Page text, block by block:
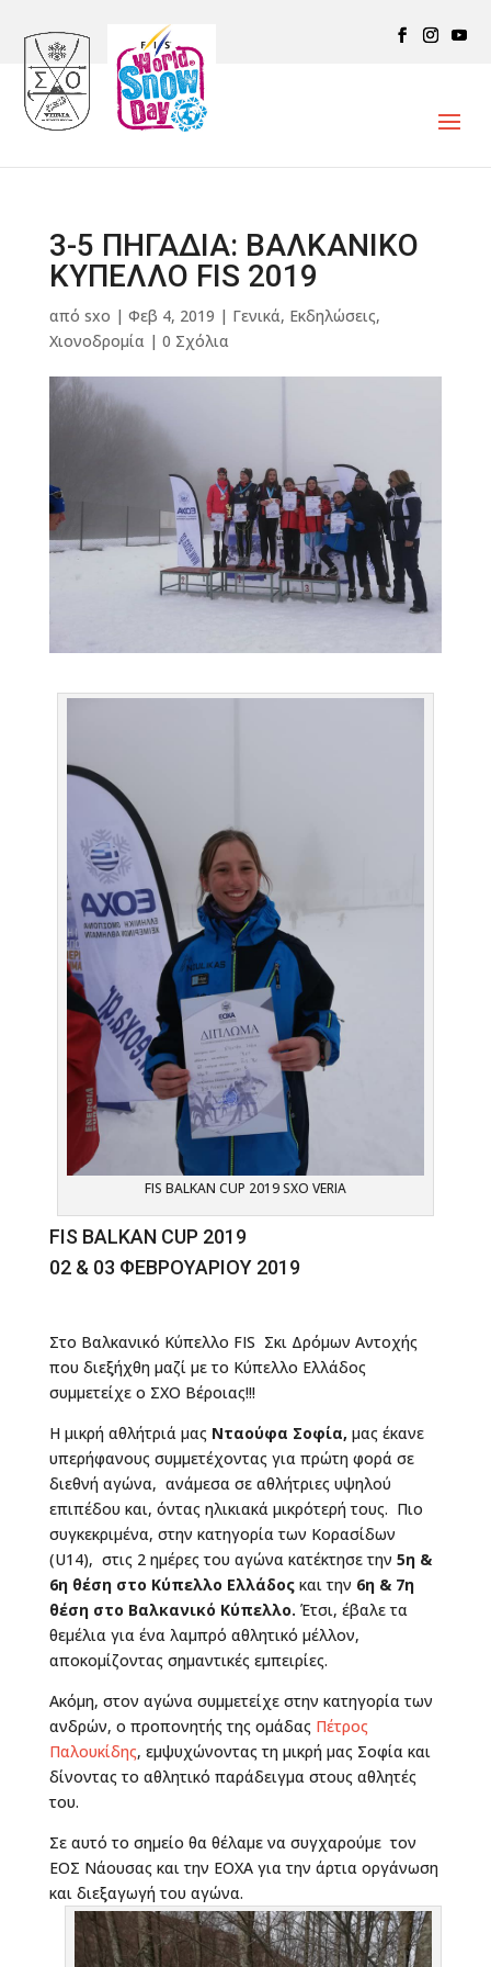
3-5 ΠΗΓΑΔΙΑ: ΒΑΛΚΑΝΙΚΟ
ΚΥΠΕΛΛΟ FIS 2019
από sxo | Φεβ 4, 2019 | Γενικά, Εκδηλώσεις,
Χιονοδρομία| 0 Σχόλια
FIS BALKAN CUP 2019 SXO VERIA
FIS BALKAN CUP 2019
02 & 03 ΦΕΒΡΟΥΑΡΙΟΥ 2019
Στο Βαλκανικό Κύπελλο FIS Σκι Δρόμων Αντοχής
που διεξήχθη μαζί με το Κύπελλο Ελλάδος
συμμετείχε ο ΣΧΟ Βέροιας!!!
Η μικρή αθλήτριά μας Νταούφα Σοφία, μας έκανε
υπερήφανους συμμετέχοντας για πρώτη φορά σε
διεθνή αγώνα, ανάμεσα σε αθλήτριες υψηλού
επιπέδου και, όντας ηλικιακά μικρότερή τους. Πιο
συγκεκριμένα, στην κατηγορία των Κορασίδων
(U14), στις 2 ημέρες του αγώνα κατέκτησε την 5η &
6η θέση στο Κύπελλο Ελλάδοςκαι την 6η & 7η
θέση στο Βαλκανικό Κύπελλο. Έτσι, έβαλε τα
θεμέλια για ένα λαμπρό αθλητικό μέλλον,
αποκομίζοντας σημαντικές εμπειρίες.
Ακόμη, στον αγώνα συμμετείχε στην κατηγορία των
ανδρών, ο προπονητής της ομάδας Πέτρος
Παλουκίδης, εμψυχώνοντας τη μικρή μας Σοφία και
δίνοντας το αθλητικό παράδειγμα στους αθλητές
του.
Σε αυτό το σημείο θα θέλαμε να συγχαρούμε τον
ΕΟΣ Νάουσας και την ΕΟΧΑ για την άρτια οργάνωση
και διεξαγωγή του αγώνα.